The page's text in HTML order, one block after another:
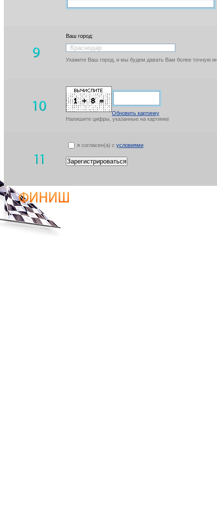
Ваш город:
Укажите Ваш город, и мы будем давать Вам более точную
Обновить картинку
Напишите цифры, указанные на картинке
я согласен(а) с условиями
Зарегистрироваться